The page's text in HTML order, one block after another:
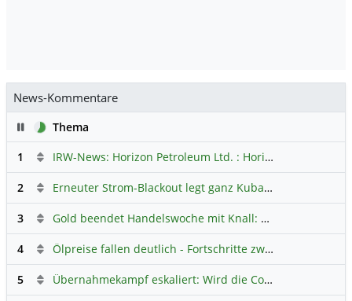
News-Kommentare
PauseThema
1
IRW-News: Horizon Petroleum Ltd. : Horizon Petroleum beginnt mit der Testförderung im Projekt Lachowice in Polen und schließt die Platzierung einer überzeichneten Wandelanleihe ab
2 Erneuter Strom-Blackout legt ganz Kuba lahm
3 Gold beendet Handelswoche mit Knall: Barrick Mining – Ist diese Aktie wieder ein Kauf?
4 Ölpreise fallen deutlich - Fortschritte zwischen USA und Iran belasten
5 Übernahmekampf eskaliert: Wird die Commerzbank italienisch?